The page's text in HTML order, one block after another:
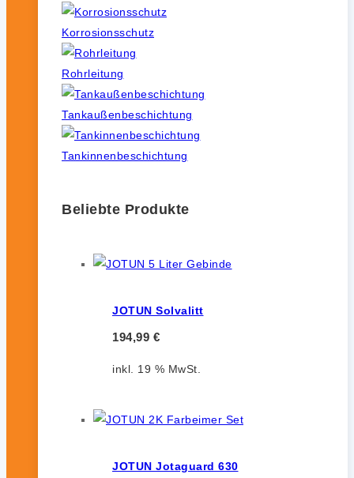
Korrosionsschutz
Rohrleitung
Tankaußenbeschichtung
Tankinnenbeschichtung
Beliebte Produkte
JOTUN Solvalitt
194,99 €
inkl. 19 % MwSt.
JOTUN Jotaguard 630